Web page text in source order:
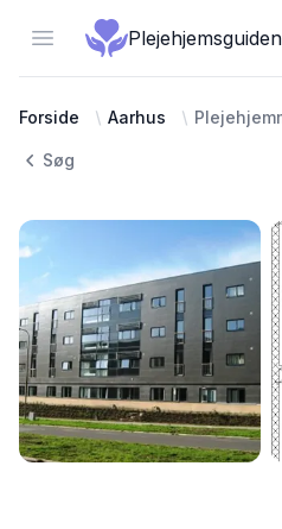
Open menu
Forside Aarhus
Søg